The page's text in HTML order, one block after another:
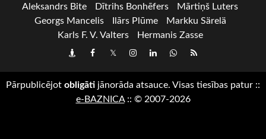
Aleksandrs Bite Dītrihs Bonhēfers
Mārtiņš Luters
Georgs Mancelis
Ilārs Plūme
Markku Särelä
Karls F. V. Valters
Hermanis Zasse
DraugiemFacebook
TwitterInstagram
LinkedInwhatsapp
RSS
Pārpublicējot obligāti jānorāda atsauce. Visas tiesības patur ::
e-BAZNICA:: © 2007-2026